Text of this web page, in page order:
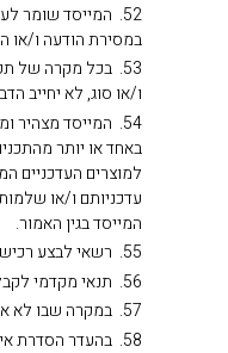
52. המייסד שומר
במסירת הודעה ו/או
53. בכל מקרה של
ו/או סוג, לא יחייב
54. המייסד
באחד או יותר
למוצרים העדכניים
עדכניותם ו/או
המייסד בגין האמור.
55. רשאי לבצע רכישה באתר כל אדם בגיר וכשיר מגיל 18 ומעלה או ישות משפטית אחרת המאוגדת לפי חוקי המדינה שבה התאגדה, בכפוף להוראות כל דין.
56. תנאי מקדמי לקבלת שירותים ומוצרים הינו אישור חברת האשראי והסליקה לביצוע העסקה עליה התחייב המשתמש.
57. במקרה שבו לא אושרה העסקה על ידי חברת האשראי ו/או הסליקה, יקבל המשתמש הודעה מתאימה באתר, כך שיידרש להסדיר את אישור חברת האשראי לביצוע העסקה.
58. בהעדר הסדרת אישור חברת האשראי לביצוע העסקה כאמור, לא תבוצע עסקה ואין המייסד מחויב למחיר שהוצע באותו מועד בעבור הטובין ו/או השירות.